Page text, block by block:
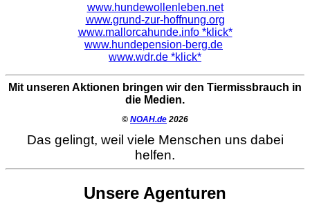
www.hundewollenleben.net
www.grund-zur-hoffnung.org
www.mallorcahunde.info *klick*
www.hundepension-berg.de
www.wdr.de *klick*
Mit unseren Aktionen bringen wir den Tiermissbrauch in
die Medien.
© NOAH.de 2026
Das gelingt, weil viele Menschen uns dabei
helfen.
Unsere Agenturen